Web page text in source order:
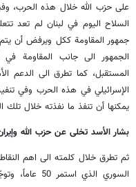
على حزب الله خلال هذه الحرب،
السلاح اليوم في لبنان لم تعد
جمهور المقاومة ككل ويرفض أن
الجمهور الى جانب المقاومة
المستقبل، كما تطرق الى الدعم
الإسرائيلي في هذه الحرب وفي
يمكنها أن تنفذ ما نفذته خلال تلك
بشار الأسد تخلى عن حزب الله
ثم تطرق خلال كلمته الى اهم